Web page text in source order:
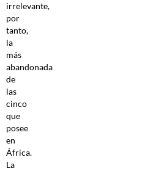
irrelevante,
por
tanto,
la
más
abandonada
de
las
cinco
que
posee
en
África.
La